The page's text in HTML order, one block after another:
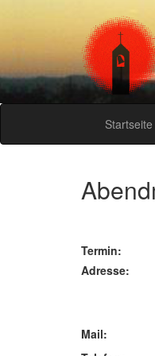
Startseite
Termin:
Adresse:
Mail: